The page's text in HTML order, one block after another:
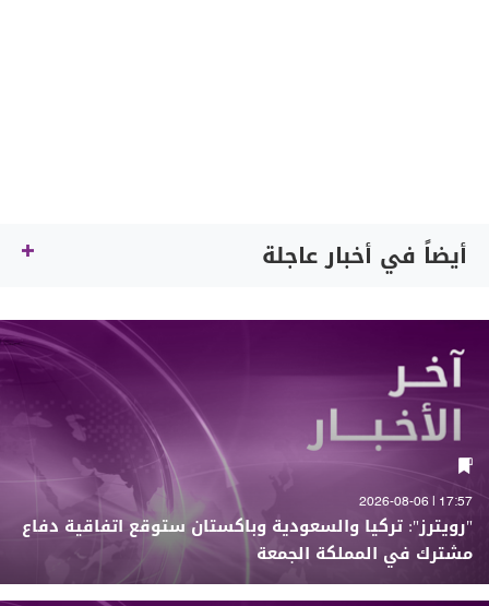
أيضاً في أخبار عاجلة
17:57 | 2026-08-06
"رويترز": تركيا والسعودية وباكستان ستوقع اتفاقية دفاع
مشترك في المملكة الجمعة